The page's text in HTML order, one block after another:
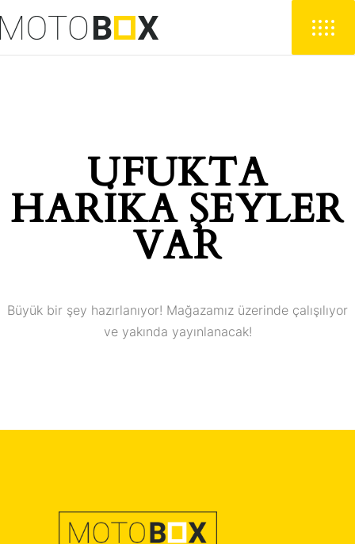
UFUKTA
HARIKA ŞEYLER
VAR
Büyük bir şey hazırlanıyor! Mağazamız üzerinde çalışılıyor
ve yakında yayınlanacak!